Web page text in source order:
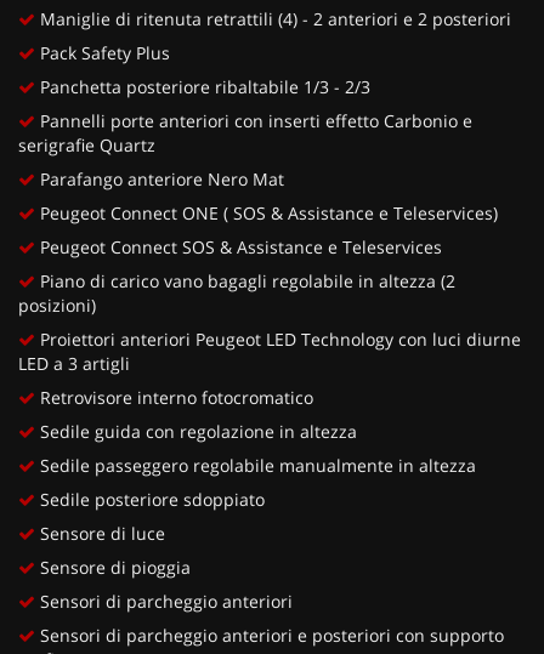
Maniglie di ritenuta retrattili (4) - 2 anteriori e 2 posteriori
Pack Safety Plus
Panchetta posteriore ribaltabile 1/3 - 2/3
Pannelli porte anteriori con inserti effetto Carbonio e
serigrafie Quartz
Parafango anteriore Nero Mat
Peugeot Connect ONE ( SOS & Assistance e Teleservices)
Peugeot Connect SOS & Assistance e Teleservices
Piano di carico vano bagagli regolabile in altezza (2
posizioni)
Proiettori anteriori Peugeot LED Technology con luci diurne
LED a 3 artigli
Retrovisore interno fotocromatico
Sedile guida con regolazione in altezza
Sedile passeggero regolabile manualmente in altezza
Sedile posteriore sdoppiato
Sensore di luce
Sensore di pioggia
Sensori di parcheggio anteriori
Sensori di parcheggio anteriori e posteriori con supporto